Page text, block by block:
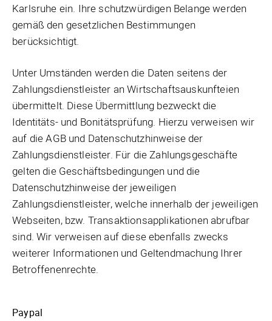
Karlsruhe ein. Ihre schutzwürdigen Belange werden
gemäß den gesetzlichen Bestimmungen
berücksichtigt.
Unter Umständen werden die Daten seitens der
Zahlungsdienstleister an Wirtschaftsauskunfteien
übermittelt. Diese Übermittlung bezweckt die
Identitäts- und Bonitätsprüfung. Hierzu verweisen wir
auf die AGB und Datenschutzhinweise der
Zahlungsdienstleister. Für die Zahlungsgeschäfte
gelten die Geschäftsbedingungen und die
Datenschutzhinweise der jeweiligen
Zahlungsdienstleister, welche innerhalb der jeweiligen
Webseiten, bzw. Transaktionsapplikationen abrufbar
sind. Wir verweisen auf diese ebenfalls zwecks
weiterer Informationen und Geltendmachung Ihrer
Betroffenenrechte.
Paypal